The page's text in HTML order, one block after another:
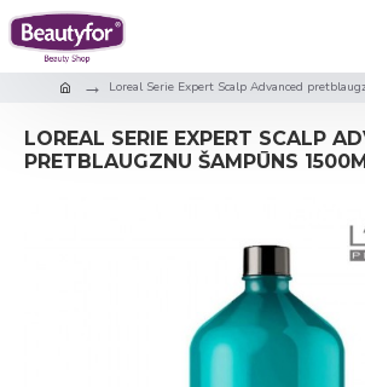
Loreal Serie Expert Scalp Advanced
LOREAL SERIE EXPERT SCALP
PRETBLAUGZNU ŠAMPŪNS